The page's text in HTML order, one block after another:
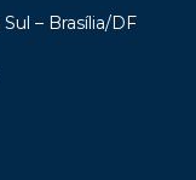
– Brasília/DF